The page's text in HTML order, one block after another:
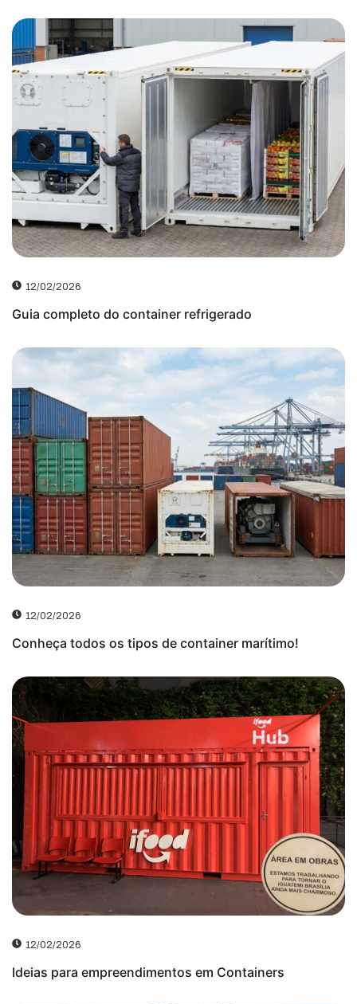
12/02/2026
Guia completo do container refrigerado
12/02/2026
Conheça todos os tipos de container marítimo!
12/02/2026
Ideias para empreendimentos em Containers